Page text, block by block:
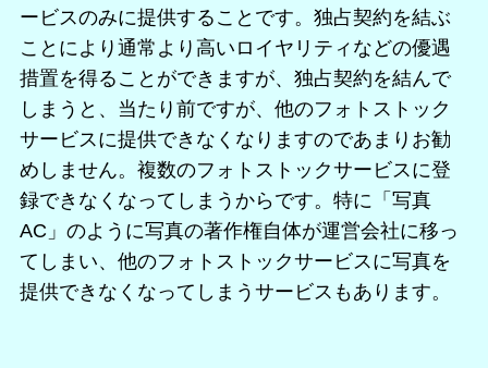
ービスのみに提供することです。独占契約を結ぶ
ことにより通常より高いロイヤリティなどの優遇
措置を得ることができますが、独占契約を結んで
しまうと、当たり前ですが、他のフォトストック
サービスに提供できなくなりますのであまりお勧
めしません。複数のフォトストックサービスに登
録できなくなってしまうからです。特に「写真
AC」のように写真の著作権自体が運営会社に移っ
てしまい、他のフォトストックサービスに写真を
提供できなくなってしまうサービスもあります。